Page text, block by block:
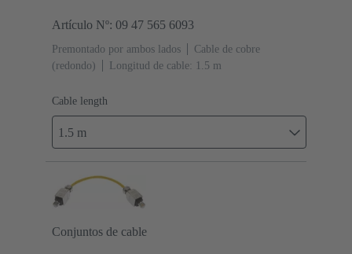
Artículo Nº: 09 47 565 6093
Premontado por ambos lados
Cable de cobre
(redondo)
Longitud de cable: 1.5 m
Cable length
1.5 m
Conjuntos de cable